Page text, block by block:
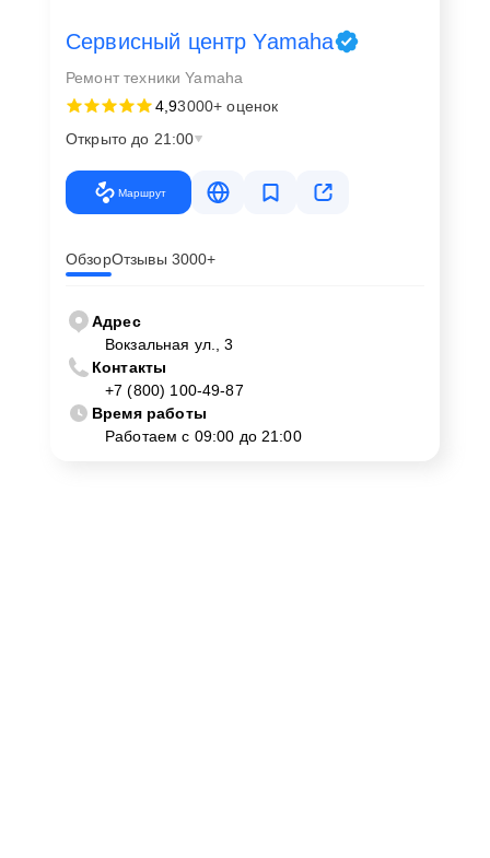
Сервисный центр Yamaha
Ремонт техники Yamaha
4,93000+ оценок
Открыто до 21:00
Маршрут
ОбзорОтзывы 3000+
Адрес
Вокзальная ул., 3
Контакты
+7 (800) 100-49-87
Время работы
Работаем с 09:00 до 21:00